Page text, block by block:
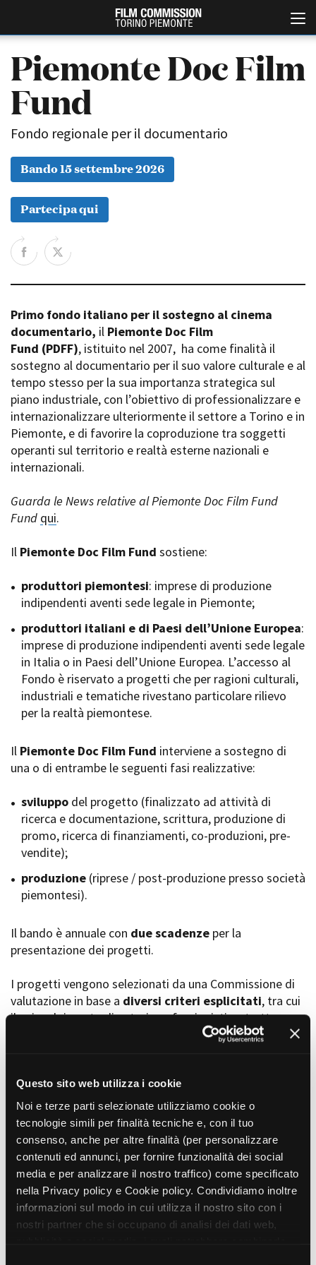
Questo sito web utilizza i cookie
Noi e terze parti selezionate utilizziamo cookie o
tecnologie simili per finalità tecniche e, con il tuo
consenso, anche per altre finalità (per personalizzare
contenuti ed annunci, per fornire funzionalità dei social
media e per analizzare il nostro traffico) come specificato
nella Privacy policy e Cookie policy. Condividiamo inoltre
informazioni sul modo in cui utilizza il nostro sito con i
nostri partner che si occupano di analisi dei dati web,
Chi siamo
Storia della Fondazione
Partner
Rete regionale
Bilancio sociale
Amministrazione
trasparente
Bandi e gare
Sostenibilità ambientale
SERVIZI
Servizi generali
Spazi nella sede FCTP
Sala Casting
Sala Paolo Tenna
Piemonte Film Tv Fund
Piemonte Film Tv
Development Fund
Piemonte Doc Film Fund
Short Film Fund
PRODUCTION GUIDE
Società di produzione
Strutture di servizio
Attrici-Attori
Beginners
LOCATION GUIDE
FILM DATABASE
BOOK DATABASE
NEWS
CASTING
Guarda che storia!
La Grazia - Immagini e
location della Torino di Paolo
Sorrentino
Open Day
Ciak in TOur!
FESTIVAL, MARKETS,
AWARDS
International Film Festival
Festival de Cannes
Locarno Film Festival
Cinematografica Venezia
Toronto International Film
Festa del Cinema di Roma
Torino Film Festival
David di Donatello
Nastri d’Argento
Premio Solinas
Location - Accedi al tuo
profilo
Newsletter
Lavora con noi
Stage - Tirocini - Scuola e
Lavoro
per affidamento lavori in
economia
Amministrazione trasparente
Bandi e gare
Whistleblowing
Piemonte Doc Film
Fund
Fondo regionale per il documentario
Bando 15 settembre 2026
Partecipa qui
Primo fondo italiano per il sostegno al cinema
documentario, il Piemonte Doc Film
Fund (PDFF), istituito nel 2007, ha come finalità il
sostegno al documentario per il suo valore culturale e al
tempo stesso per la sua importanza strategica sul
piano industriale, con l’obiettivo di professionalizzare e
internazionalizzare ulteriormente il settore a Torino e in
Piemonte, e di favorire la coproduzione tra soggetti
operanti sul territorio e realtà esterne nazionali e
internazionali.
Guarda le News relative al Piemonte Doc Film Fund
Fund qui.
Il Piemonte Doc Film Fund sostiene:
produttori piemontesi: imprese di produzione
indipendenti aventi sede legale in Piemonte;
produttori italiani e di Paesi dell’Unione Europea:
imprese di produzione indipendenti aventi sede legale
in Italia o in Paesi dell’Unione Europea. L’accesso al
Fondo è riservato a progetti che per ragioni culturali,
industriali e tematiche rivestano particolare rilievo
per la realtà piemontese.
Il Piemonte Doc Film Fund interviene a sostegno di
una o di entrambe le seguenti fasi realizzative:
sviluppo del progetto (finalizzato ad attività di
ricerca e documentazione, scrittura, produzione di
promo, ricerca di finanziamenti, co-produzioni, pre-
vendite);
produzione (riprese / post-produzione presso società
piemontesi).
Il bando è annuale con due scadenze per la
presentazione dei progetti.
I progetti vengono selezionati da una Commissione di
valutazione in base a diversi criteri esplicitati, tra cui
il coinvolgimento di autori, professionisti e strutture
torinesi e piemontesi, i co-finanziamenti e l’effettiva
diffusione attraverso molteplici canali (proiezioni in sala,
canali televisivi, homevideo, piattaforme web...).
Progetti in progress
Vedi 105 progetti in progress